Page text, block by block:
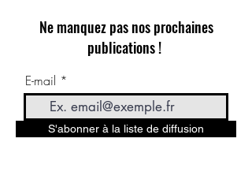
Ne manquez pas nos prochaines
publications !
E-mail
S'abonner à la liste de diffusion